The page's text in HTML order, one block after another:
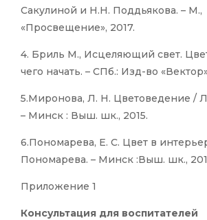
Сакулиной и Н.Н. Поддьякова. – М.,
«Просвещение», 2017.
4. Бриль М., Исцеляющий свет.
чего начать. – СПб.: Изд-во
5.Миронова, Л. Н. Цветоведение /
– Минск : Выш. шк., 2015.
6.Пономарева, Е. С. Цвет в
Пономарева. – Минск :Выш. шк.,
Приложение 1
Консультация для воспитателей